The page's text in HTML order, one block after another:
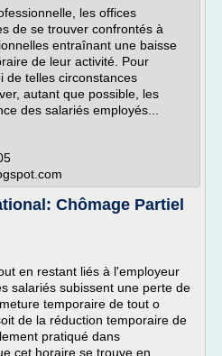
les offices
de se trouver confrontés à
entraînant une baisse
de leur activité. Pour
de telles circonstances
autant que possible, les
des salariés employés...
Chômage Partiel
en restant liés à l'employeur
salariés subissent une perte de
temporaire de tout o
de la réduction temporaire de
pratiqué dans
cet horaire se trouve en ...